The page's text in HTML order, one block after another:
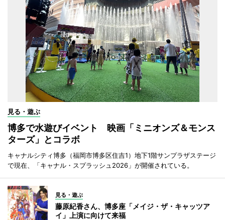
見る・遊ぶ
博多で水遊びイベント 映画「ミニオンズ＆モンス
ターズ」とコラボ
キャナルシティ博多（福岡市博多区住吉1）地下1階サンプラザステージ
で現在、「キャナル・スプラッシュ2026」が開催されている。
見る・遊ぶ
藤原紀香さん、博多座「メイジ・ザ・キャッツア
イ」上演に向けて来福